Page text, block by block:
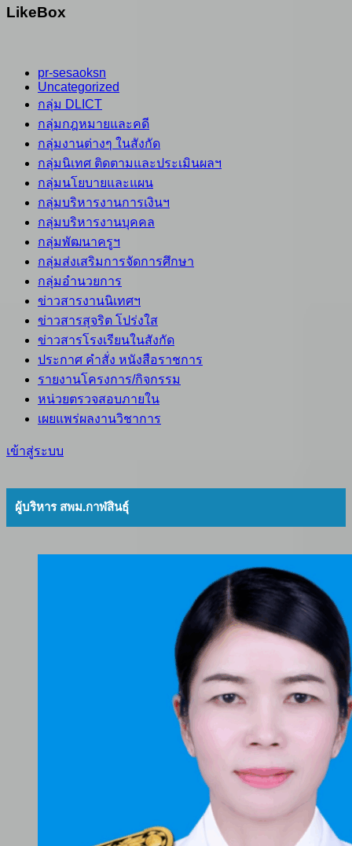
LikeBox
pr-sesaoksn
Uncategorized
กลุ่ม DLICT
กลุ่มกฎหมายและคดี
กลุ่มงานต่างๆ ในสังกัด
กลุ่มนิเทศ ติดตามและประเมินผลฯ
กลุ่มนโยบายและแผน
กลุ่มบริหารงานการเงินฯ
กลุ่มบริหารงานบุคคล
กลุ่มพัฒนาครูฯ
กลุ่มส่งเสริมการจัดการศึกษา
กลุ่มอำนวยการ
ข่าวสารงานนิเทศฯ
ข่าวสารสุจริต โปร่งใส
ข่าวสารโรงเรียนในสังกัด
ประกาศ คำสั่ง หนังสือราชการ
รายงานโครงการ/กิจกรรม
หน่วยตรวจสอบภายใน
เผยแพร่ผลงานวิชาการ
เข้าสู่ระบบ
ผู้บริหาร สพม.กาฬสินธุ์